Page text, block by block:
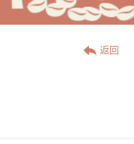
返回